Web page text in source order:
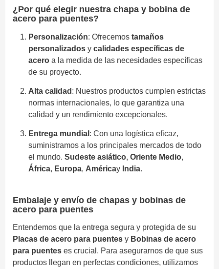
¿Por qué elegir nuestra chapa y bobina de
acero para puentes?
Personalización: Ofrecemostamaños
personalizados ycalidades específicas de
acero a la medida de las necesidades específicas
de su proyecto.
Alta calidad : Nuestros productos cumplen estrictas
normas internacionales, lo que garantiza una
calidad y un rendimiento excepcionales.
Entrega mundial : Con una logística eficaz,
suministramos a los principales mercados de todo
el mundo.Sudeste asiático,Oriente Medio,
África, Europa, Américay India.
Embalaje y envío de chapas y bobinas de
acero para puentes
Entendemos que la entrega segura y protegida de su
Placas de acero para puentes y Bobinas de acero
para puentes es crucial. Para asegurarnos de que sus
productos llegan en perfectas condiciones, utilizamos